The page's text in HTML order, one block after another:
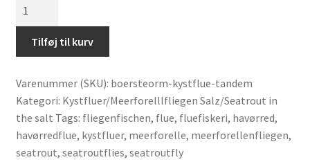
Tilføj til kurv
Varenummer (SKU): boersteorm-kystflue-tandem
Kategori: Kystfluer/Meerforelllfliegen Salz/Seatrout in
the salt Tags: fliegenfischen, flue, fluefiskeri, havørred,
havørredflue, kystfluer, meerforelle, meerforellenfliegen,
seatrout, seatroutflies, seatroutfly